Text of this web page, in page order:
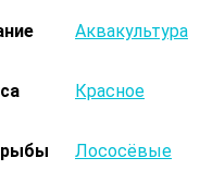
Аквакультура
Красное
рыбы Лососёвые